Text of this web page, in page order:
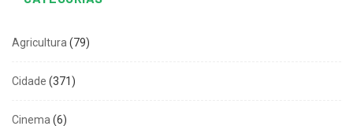
Agricultura(79)
Cidade (371)
Cinema(6)